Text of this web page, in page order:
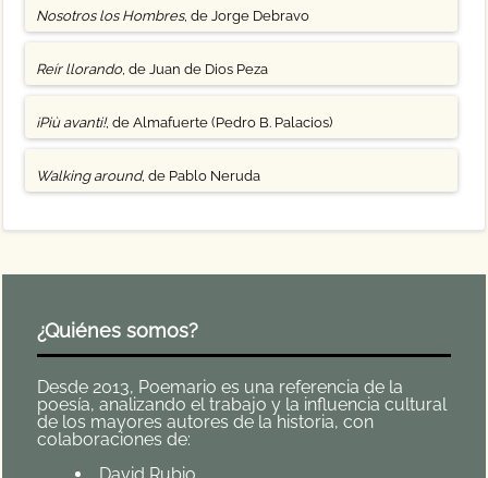
Nosotros los Hombres, de Jorge Debravo
Reír llorando, de Juan de Dios Peza
¡Più avanti!, de Almafuerte (Pedro B. Palacios)
Walking around, de Pablo Neruda
¿Quiénes somos?
Desde 2013, Poemario es una referencia de la
poesía, analizando el trabajo y la influencia cultural
de los mayores autores de la historia, con
colaboraciones de: